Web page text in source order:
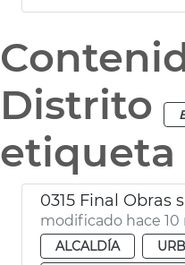
Distrito
etiqueta
0315 Final Obras
modificado hace 10
ALCALDÍA